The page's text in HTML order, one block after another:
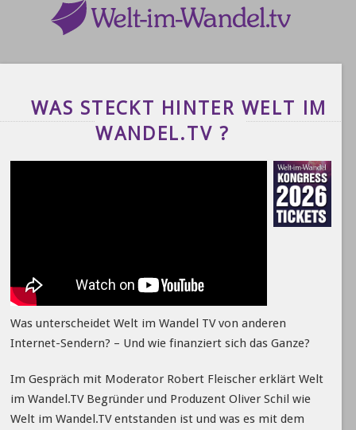
WAS STECKT HINTER WELT IM
WANDEL.TV ?
Was unterscheidet Welt im Wandel TV von anderen
Internet-Sendern? – Und wie finanziert sich das Ganze?
Im Gespräch mit Moderator Robert Fleischer erklärt Welt
im Wandel.TV Begründer und Produzent Oliver Schil wie
Welt im Wandel.TV entstanden ist und was es mit dem